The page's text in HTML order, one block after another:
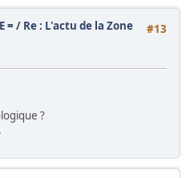
#13
= / Re : L'actu de la Zone
?